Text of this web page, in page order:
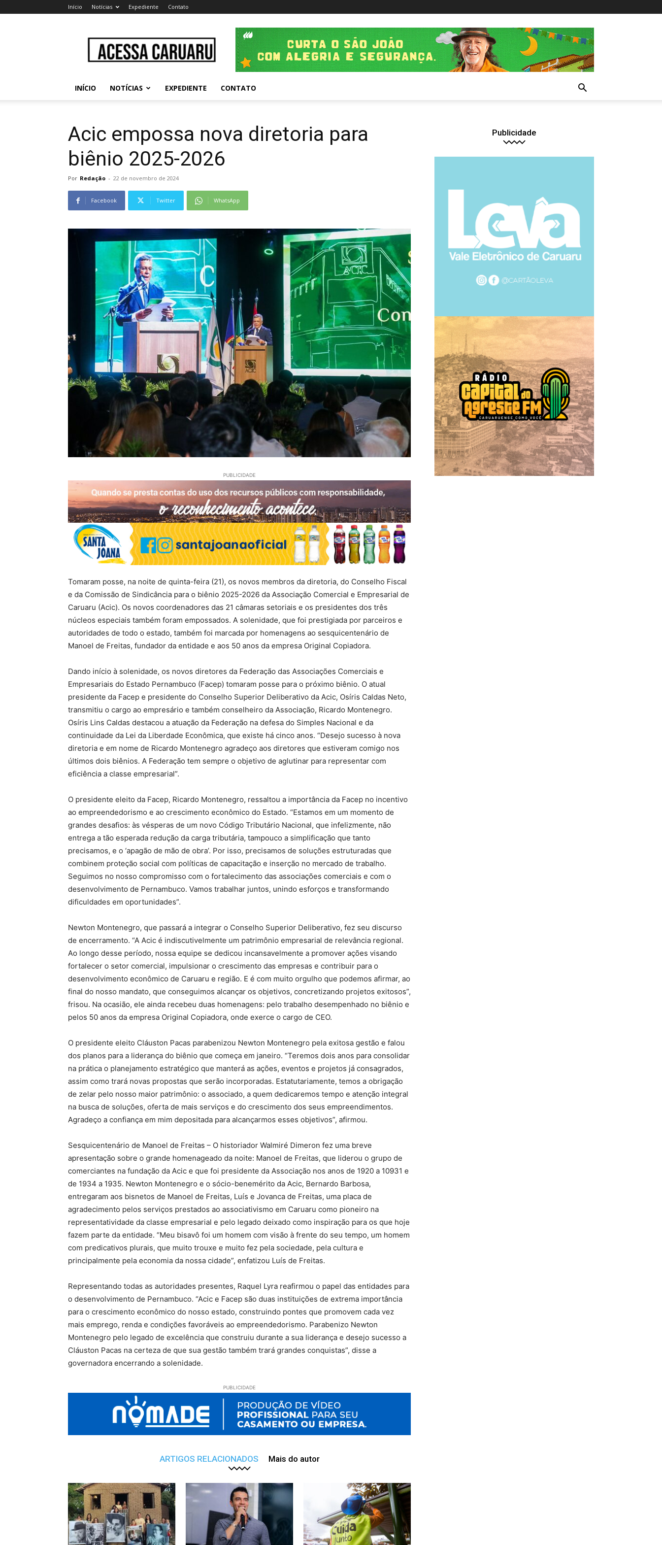
Início Notícias Expediente Contato
Caruaru
INÍCIO NOTÍCIAS EXPEDIENTE CONTATO
Acic empossa nova diretoria para
biênio 2025-2026
Por Redação - 22 de novembro de 2024
Facebook Twitter WhatsApp
PUBLICIDADE
Tomaram posse, na noite de quinta-feira (21), os novos membros da diretoria, do Conselho Fiscal
e da Comissão de Sindicância para o biênio 2025-2026 da Associação Comercial e Empresarial de
Caruaru (Acic). Os novos coordenadores das 21 câmaras setoriais e os presidentes dos três
núcleos especiais também foram empossados. A solenidade, que foi prestigiada por parceiros e
autoridades de todo o estado, também foi marcada por homenagens ao sesquicentenário de
Manoel de Freitas, fundador da entidade e aos 50 anos da empresa Original Copiadora.
Dando início à solenidade, os novos diretores da Federação das Associações Comerciais e
Empresariais do Estado Pernambuco (Facep) tomaram posse para o próximo biênio. O atual
presidente da Facep e presidente do Conselho Superior Deliberativo da Acic, Osíris Caldas Neto,
transmitiu o cargo ao empresário e também conselheiro da Associação, Ricardo Montenegro.
Osíris Lins Caldas destacou a atuação da Federação na defesa do Simples Nacional e da
continuidade da Lei da Liberdade Econômica, que existe há cinco anos. “Desejo sucesso à nova
diretoria e em nome de Ricardo Montenegro agradeço aos diretores que estiveram comigo nos
últimos dois biênios. A Federação tem sempre o objetivo de aglutinar para representar com
eficiência a classe empresarial”.
O presidente eleito da Facep, Ricardo Montenegro, ressaltou a importância da Facep no incentivo
ao empreendedorismo e ao crescimento econômico do Estado. “Estamos em um momento de
grandes desafios: às vésperas de um novo Código Tributário Nacional, que infelizmente, não
entrega a tão esperada redução da carga tributária, tampouco a simplificação que tanto
precisamos, e o ‘apagão de mão de obra’. Por isso, precisamos de soluções estruturadas que
combinem proteção social com políticas de capacitação e inserção no mercado de trabalho.
Seguimos no nosso compromisso com o fortalecimento das associações comerciais e com o
desenvolvimento de Pernambuco. Vamos trabalhar juntos, unindo esforços e transformando
dificuldades em oportunidades”.
Newton Montenegro, que passará a integrar o Conselho Superior Deliberativo, fez seu discurso
de encerramento. “A Acic é indiscutivelmente um patrimônio empresarial de relevância regional.
Ao longo desse período, nossa equipe se dedicou incansavelmente a promover ações visando
fortalecer o setor comercial, impulsionar o crescimento das empresas e contribuir para o
desenvolvimento econômico de Caruaru e região. E é com muito orgulho que podemos afirmar, ao
final do nosso mandato, que conseguimos alcançar os objetivos, concretizando projetos exitosos”,
frisou. Na ocasião, ele ainda recebeu duas homenagens: pelo trabalho desempenhado no biênio e
pelos 50 anos da empresa Original Copiadora, onde exerce o cargo de CEO.
O presidente eleito Cláuston Pacas parabenizou Newton Montenegro pela exitosa gestão e falou
dos planos para a liderança do biênio que começa em janeiro. “Teremos dois anos para consolidar
na prática o planejamento estratégico que manterá as ações, eventos e projetos já consagrados,
assim como trará novas propostas que serão incorporadas. Estatutariamente, temos a obrigação
de zelar pelo nosso maior patrimônio: o associado, a quem dedicaremos tempo e atenção integral
na busca de soluções, oferta de mais serviços e do crescimento dos seus empreendimentos.
Agradeço a confiança em mim depositada para alcançarmos esses objetivos”, afirmou.
Sesquicentenário de Manoel de Freitas – O historiador Walmiré Dimeron fez uma breve
apresentação sobre o grande homenageado da noite: Manoel de Freitas, que liderou o grupo de
comerciantes na fundação da Acic e que foi presidente da Associação nos anos de 1920 a 10931 e
de 1934 a 1935. Newton Montenegro e o sócio-benemérito da Acic, Bernardo Barbosa,
entregaram aos bisnetos de Manoel de Freitas, Luís e Jovanca de Freitas, uma placa de
agradecimento pelos serviços prestados ao associativismo em Caruaru como pioneiro na
representatividade da classe empresarial e pelo legado deixado como inspiração para os que hoje
fazem parte da entidade. “Meu bisavô foi um homem com visão à frente do seu tempo, um homem
com predicativos plurais, que muito trouxe e muito fez pela sociedade, pela cultura e
principalmente pela economia da nossa cidade”, enfatizou Luís de Freitas.
Representando todas as autoridades presentes, Raquel Lyra reafirmou o papel das entidades para
o desenvolvimento de Pernambuco. “Acic e Facep são duas instituições de extrema importância
para o crescimento econômico do nosso estado, construindo pontes que promovem cada vez
mais emprego, renda e condições favoráveis ao empreendedorismo. Parabenizo Newton
Montenegro pelo legado de excelência que construiu durante a sua liderança e desejo sucesso a
Cláuston Pacas na certeza de que sua gestão também trará grandes conquistas”, disse a
governadora encerrando a solenidade.
PUBLICIDADE
ARTIGOS RELACIONADOS Mais do autor
Publicidade